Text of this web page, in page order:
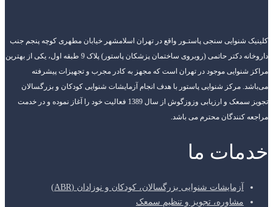
کلینیک شنوایی سنجی پاستـور واقع در تهران اسلامشهر خیابان مطهری کوچه پنجم جنب
داروخانه دکتر حاتمی (روبروی ساختمان پزشکان پاستور) پلاک 9 طبقه اول، یکی از بهترین
مراکز شنوایی موجود در تهران است که مجهز به کادر مجرب و تجهیزات پیشرفته
می‌باشد. مرکز شنوایی پاستور با هدف انجام آزمایشات شنوایی کودکان و بزرگسالان
تجویز سمعک و ارزیابی وزوزگوش از سال 1389 فعالیت خود را آغاز نموده و در خدمت
مراجعه کنندگان محترم می باشد.
خدمات ما
آزمایشات شنوایی بزرگسالان، کودکان و نوزادان (ABR)
مشاوره، تجویز و تنظیم سمعک